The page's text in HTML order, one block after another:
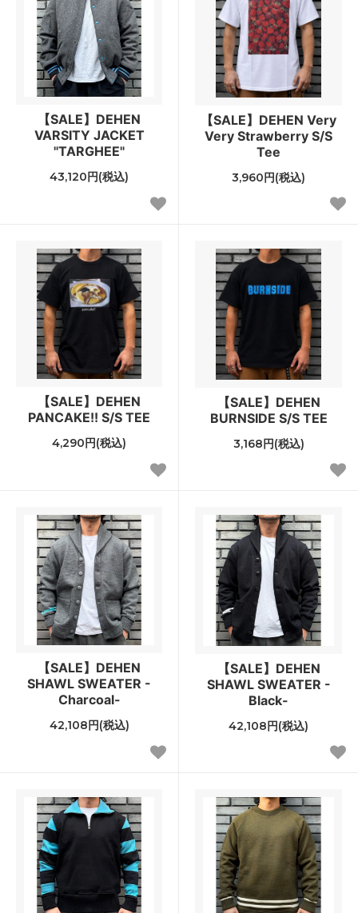
【SALE】DEHEN
VARSITY JACKET
"TARGHEE"
43,120円(税込)
【SALE】DEHEN Very
Very Strawberry S/S
Tee
3,960円(税込)
【SALE】DEHEN
PANCAKE!! S/S TEE
4,290円(税込)
【SALE】DEHEN
BURNSIDE S/S TEE
3,168円(税込)
【SALE】DEHEN
SHAWL SWEATER -
Charcoal-
42,108円(税込)
【SALE】DEHEN
SHAWL SWEATER -
Black-
42,108円(税込)